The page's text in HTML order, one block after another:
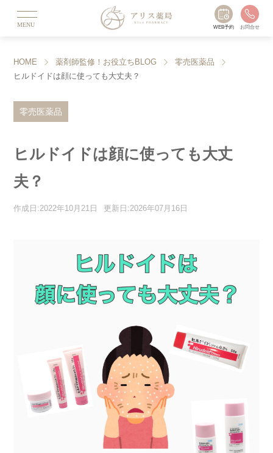
MENU WEB予約 お問合せ
HOME 薬剤師監修！お役立ちBLOG
零売医薬品
ヒルドイドは顔に使っても大丈夫？
零売医薬品
ヒルドイドは顔に使っても大丈
夫？
作成日:2022年10月21日 更新日:2026年07月16日